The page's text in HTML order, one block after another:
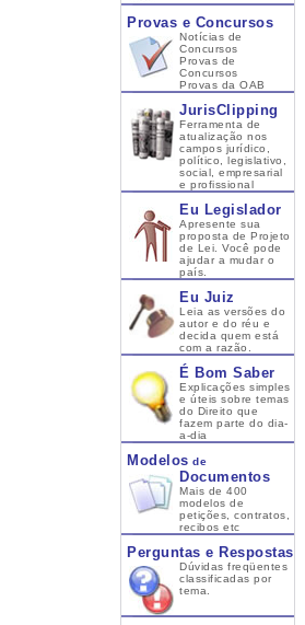
Provas e Concursos
Notícias de
Concursos
Provas de
Concursos
Provas da OAB
JurisClipping
Ferramenta de
atualização nos
campos jurídico,
político, legislativo,
social, empresarial
e profissional
Eu Legislador
Apresente sua
proposta de Projeto
de Lei. Você pode
ajudar a mudar o
país.
Eu Juiz
Leia as versões do
autor e do réu e
decida quem está
com a razão.
É Bom Saber
Explicações simples
e úteis sobre temas
do Direito que
fazem parte do dia-
a-dia
Modelos de
Documentos
Mais de 400
modelos de
petições, contratos,
recibos etc
Perguntas e Respostas
Dúvidas freqüentes
classificadas por
tema.